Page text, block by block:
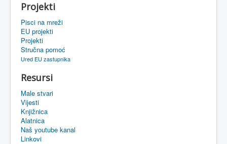
Upravljanje znanjem
Obrazovanje
Upravljanje projektima
Oaza
Sistemski alati
eMapa
Projekti
Pisci na mreži
EU projekti
Projekti
Stručna pomoć
Ured EU zastupnika
Resursi
Male stvari
Vijesti
Knjižnica
Alatnica
Naš youtube kanal
Linkovi